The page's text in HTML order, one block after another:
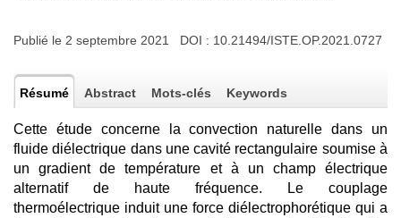
Publié le 2 septembre 2021 DOI : 10.21494/ISTE.OP.2021.0727
Résumé Abstract Mots-clés Keywords
Cette étude concerne la convection naturelle dans un
fluide diélectrique dans une cavité rectangulaire soumise à
un gradient de température et à un champ électrique
alternatif de haute fréquence. Le couplage
thermoélectrique induit une force diélectrophorétique qui a